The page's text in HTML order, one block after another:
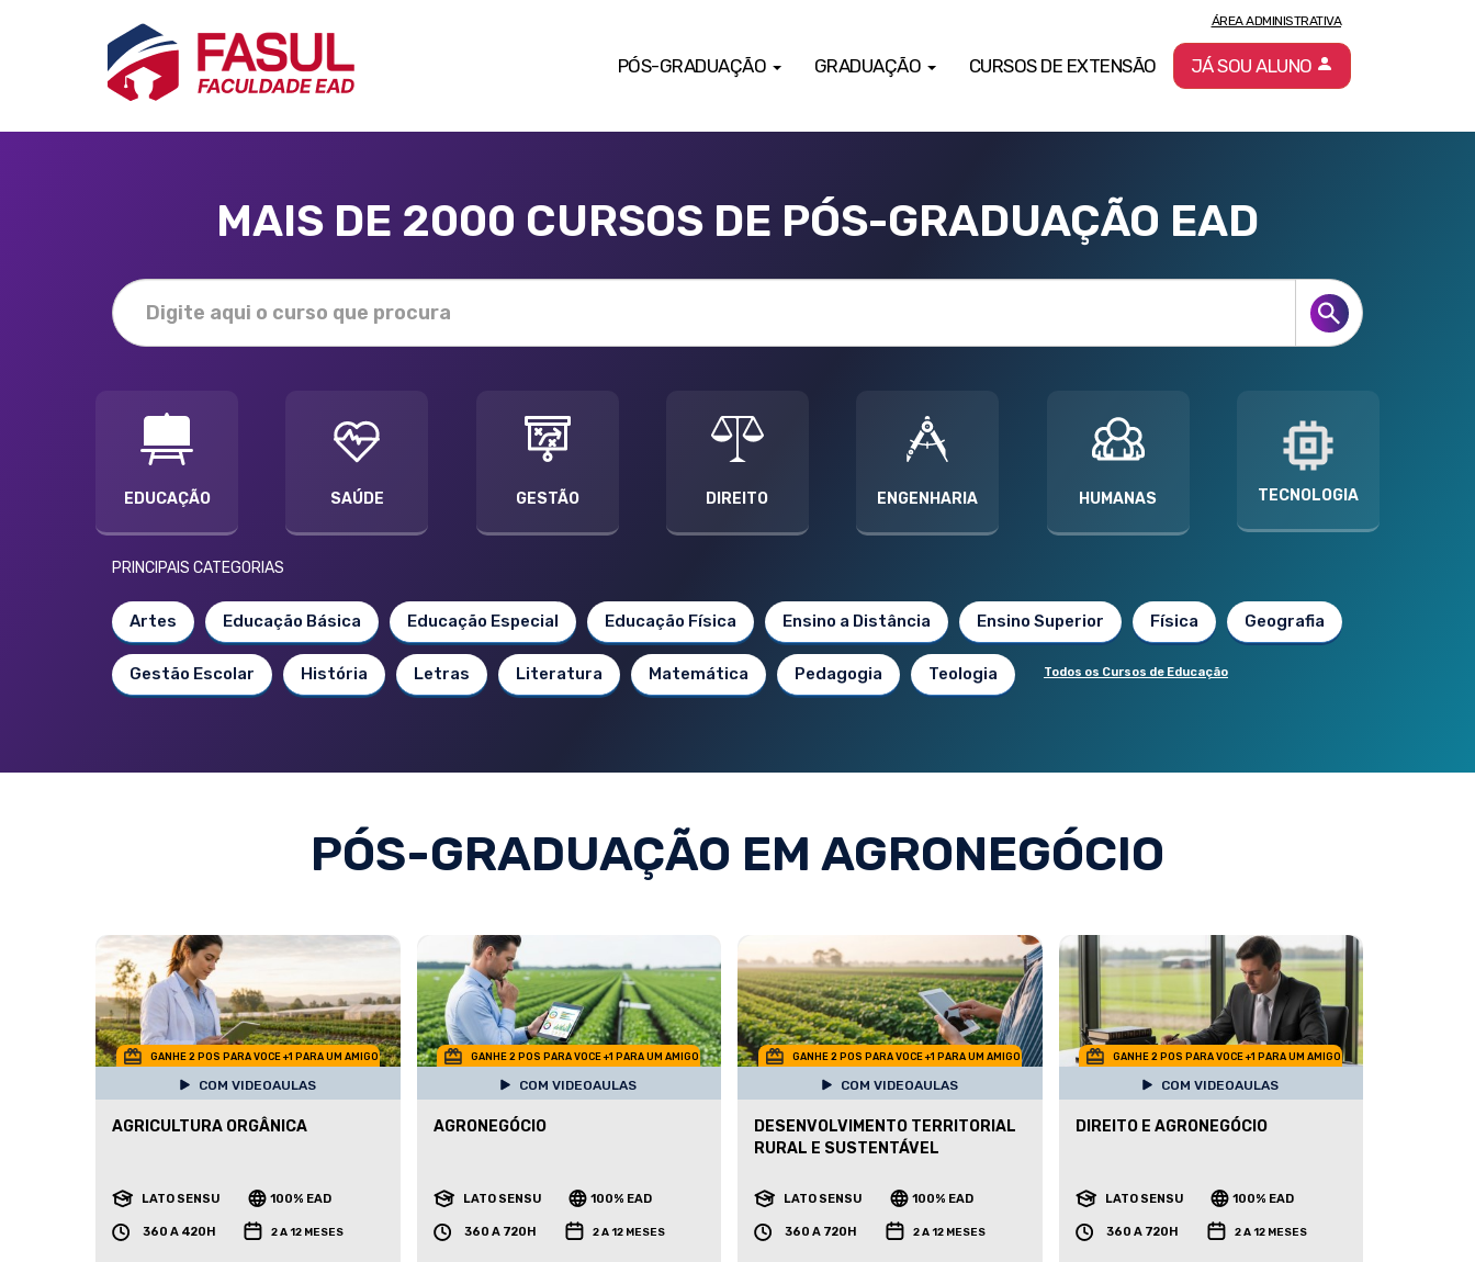
PÓS-GRADUAÇÃO GRADUAÇÃO CURSOS DE EXTENSÃO
ÁREA ADMINISTRATIVA
JÁ SOU ALUNO
MAIS DE 2000 CURSOS DE PÓS-GRADUAÇÃO EAD
EDUCAÇÃO SAÚDE GESTÃO DIREITO ENGENHARIA HUMANAS TECNOLOGIA
PRINCIPAIS CATEGORIAS
Artes Educação Básica Educação Especial Educação Física Ensino a Distância Ensino Superior Física Geografia
Gestão Escolar História Letras Literatura Matemática Pedagogia Teologia Todos os Cursos de Educação
PÓS-GRADUAÇÃO EM AGRONEGÓCIO
GANHE 2 POS PARA VOCE +1 PARA UM AMIGO
COM VIDEOAULAS
AGRICULTURA ORGÂNICA
LATO SENSU 100% EAD
360 A 420H 2 A 12 MESES
GANHE 2 POS PARA VOCE +1 PARA UM AMIGO
COM VIDEOAULAS
AGRONEGÓCIO
LATO SENSU 100% EAD
360 A 720H 2 A 12 MESES
GANHE 2 POS PARA VOCE +1 PARA UM AMIGO
COM VIDEOAULAS
DESENVOLVIMENTO TERRITORIAL
RURAL E SUSTENTÁVEL
LATO SENSU 100% EAD
360 A 720H 2 A 12 MESES
GANHE 2 POS PARA VOCE +1 PARA UM AMIGO
COM VIDEOAULAS
DIREITO E AGRONEGÓCIO
LATO SENSU 100% EAD
360 A 720H 2 A 12 MESES